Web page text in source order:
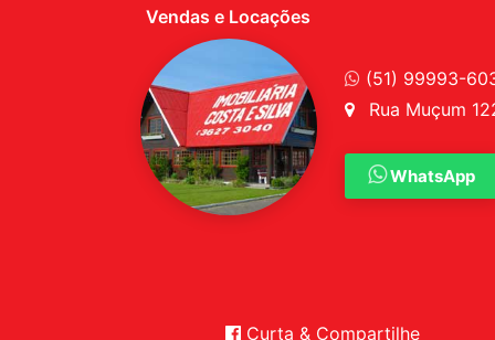
Vendas e Locações
(51) 99993-
Rua Muçum
WhatsApp
Curta & Compartilhe